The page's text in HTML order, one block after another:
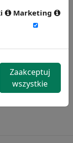
Marketing
Zaakceptuj
wszystkie